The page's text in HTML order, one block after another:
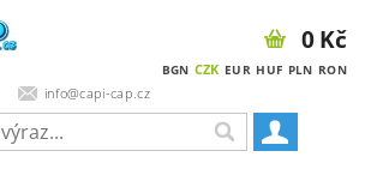
info@capi-cap.cz
BGN CZK EUR HUF PLN RON
0 Kč